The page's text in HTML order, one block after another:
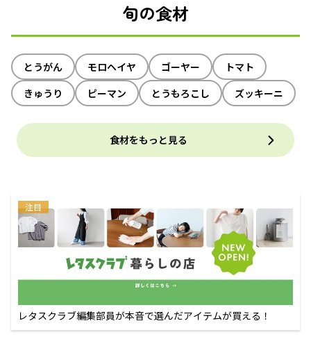
旬の食材
とうがん モロヘイヤ ゴーヤー
トマト
きゅうり
ピーマン とうもろこし ズッキーニ
食材をもっと見る
注目
レタスクラブ編集部員が本音で選んだアイテムが買える！